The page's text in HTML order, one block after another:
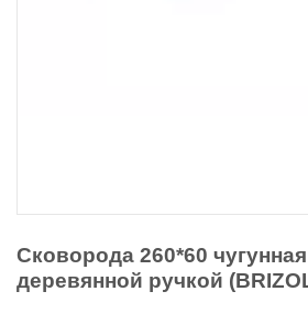
Сковорода 260*60
деревянной ручкой